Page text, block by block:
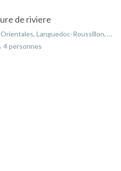
de riviere
Languedoc-Roussillon, Occitanie, France
4 personnes